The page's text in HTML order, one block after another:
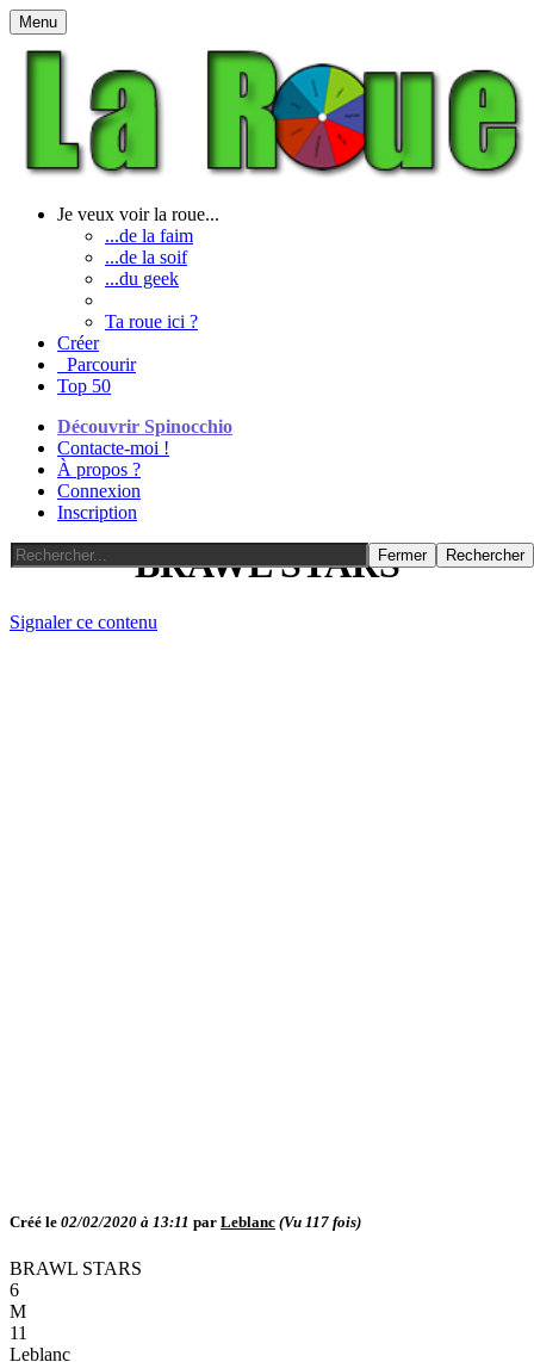
Menu
Je veux voir la roue...
...de la faim
...de la soif
...du geek
Ta roue ici ?
Créer
Parcourir
Top 50
Découvrir Spinocchio
Contacte-moi !
À propos ?
Connexion
Inscription
Fermer Rechercher
BRAWL STARS
Signaler ce contenu
Créé le 02/02/2020 à 13:11 par Leblanc (Vu 117 fois)
BRAWL STARS
6
M
11
Leblanc